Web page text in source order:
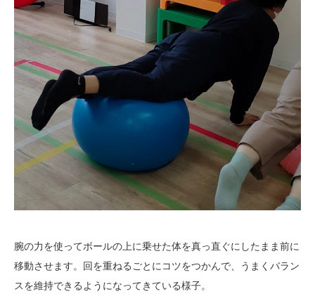
腕の力を使ってボールの上に乗せた体を真っ直ぐにしたまま前に
移動させます。回を重ねるごとにコツをつかんで、うまくバラン
スを維持できるようになってきている様子。